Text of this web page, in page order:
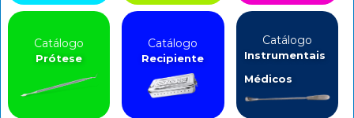
Catálogo
Prótese
Catálogo
Recipiente
Catálogo
Instrumentais
Médicos